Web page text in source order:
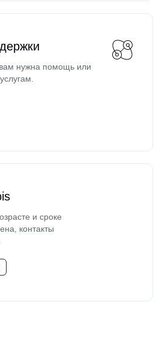
нужна помощь или
и сроке
контакты